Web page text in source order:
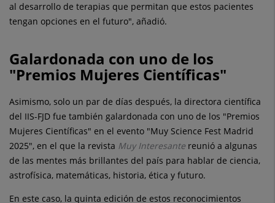
al desarrollo de terapias que permitan que estos pacientes
tengan opciones en el futuro", añadió.
Galardonada con uno de los
"Premios Mujeres Científicas"
Asimismo, solo un par de días después, la directora científica
del IIS-FJD fue también galardonada con uno de los "Premios
Mujeres Científicas" en el evento "Muy Science Fest Madrid
2025", en el que la revista Muy Interesante reunió a algunas
de las mentes más brillantes del país para hablar de ciencia,
astrofísica, matemáticas, historia, ética y futuro.
En este caso, la quinta edición de estos reconocimientos